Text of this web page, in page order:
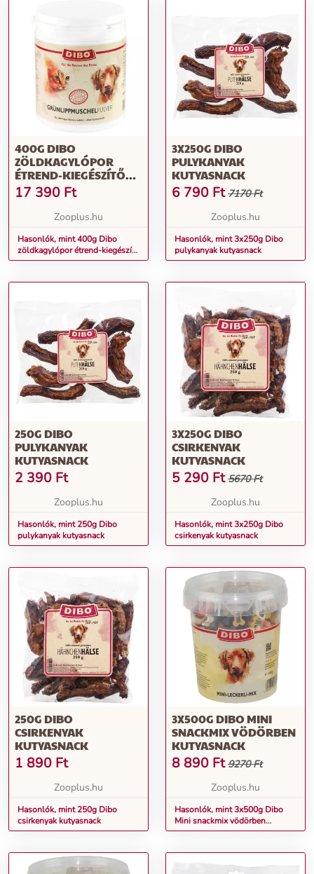
400G DIBO
ZÖLDKAGYLÓPOR
ÉTREND-KIEGÉSZÍTŐ
KUTYÁKNAK
17 390 Ft
Zooplus.hu
Hasonlók, mint 400g Dibo
zöldkagylópor étrend-kiegészítő
kutyáknak
3X250G DIBO
PULYKANYAK
KUTYASNACK
6 790 Ft 7170 Ft
Zooplus.hu
Hasonlók, mint 3x250g Dibo
pulykanyak kutyasnack
250G DIBO
PULYKANYAK
KUTYASNACK
2 390 Ft
Zooplus.hu
Hasonlók, mint 250g Dibo
pulykanyak kutyasnack
3X250G DIBO
CSIRKENYAK
KUTYASNACK
5 290 Ft 5670 Ft
Zooplus.hu
Hasonlók, mint 3x250g Dibo
csirkenyak kutyasnack
250G DIBO
CSIRKENYAK
KUTYASNACK
1 890 Ft
Zooplus.hu
Hasonlók, mint 250g Dibo
csirkenyak kutyasnack
3X500G DIBO MINI
SNACKMIX VÖDÖRBEN
KUTYASNACK
8 890 Ft 9270 Ft
Zooplus.hu
Hasonlók, mint 3x500g Dibo
Mini snackmix vödörben
kutyasnack